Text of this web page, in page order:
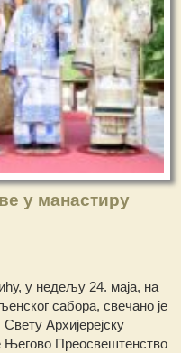
у манастиру
у недељу 24. маја, на
сабора, свечано је
Архијерејску
Његово Преосвештенство